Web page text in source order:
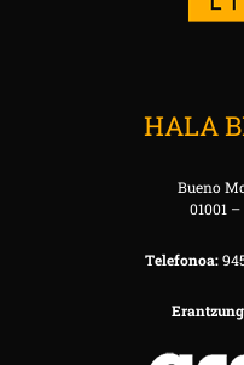
HALA
Bueno
01001
Telefonoa: